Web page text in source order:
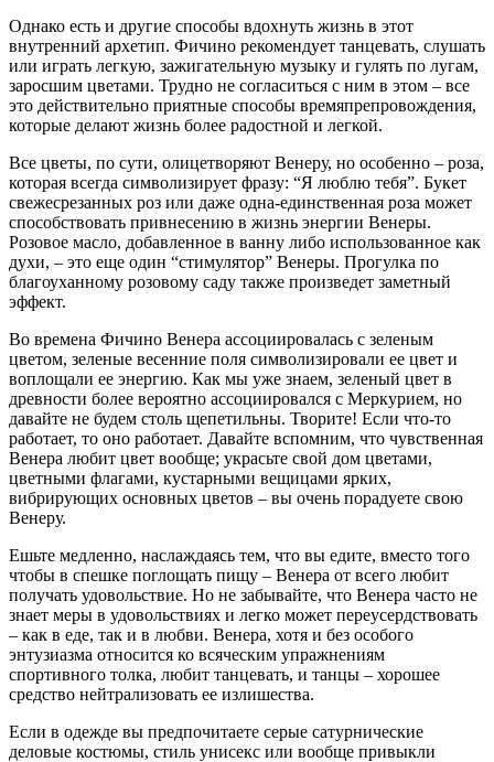
Однако есть и другие способы вдохнуть жизнь в этот
внутренний архетип. Фичино рекомендует танцевать, слушать
или играть легкую, зажигательную музыку и гулять по лугам,
заросшим цветами. Трудно не согласиться с ним в этом – все
это действительно приятные способы времяпрепровождения,
которые делают жизнь более радостной и легкой.
Все цветы, по сути, олицетворяют Венеру, но особенно – роза,
которая всегда символизирует фразу: “Я люблю тебя”. Букет
свежесрезанных роз или даже одна-единственная роза может
способствовать привнесению в жизнь энергии Венеры.
Розовое масло, добавленное в ванну либо использованное как
духи, – это еще один “стимулятор” Венеры. Прогулка по
благоуханному розовому саду также произведет заметный
эффект.
Во времена Фичино Венера ассоциировалась с зеленым
цветом, зеленые весенние поля символизировали ее цвет и
воплощали ее энергию. Как мы уже знаем, зеленый цвет в
древности более вероятно ассоциировался с Меркурием, но
давайте не будем столь щепетильны. Творите! Если что-то
работает, то оно работает. Давайте вспомним, что чувственная
Венера любит цвет вообще; украсьте свой дом цветами,
цветными флагами, кустарными вещицами ярких,
вибрирующих основных цветов – вы очень порадуете свою
Венеру.
Ешьте медленно, наслаждаясь тем, что вы едите, вместо того
чтобы в спешке поглощать пищу – Венера от всего любит
получать удовольствие. Но не забывайте, что Венера часто не
знает меры в удовольствиях и легко может переусердствовать
– как в еде, так и в любви. Венера, хотя и без особого
энтузиазма относится ко всяческим упражнениям
спортивного толка, любит танцевать, и танцы – хорошее
средство нейтрализовать ее излишества.
Если в одежде вы предпочитаете серые сатурнические
деловые костюмы, стиль унисекс или вообще привыкли